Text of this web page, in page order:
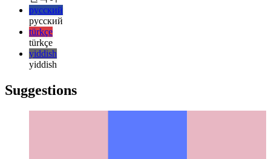
日本語
한국어
한국어
русский
русский
türkçe
yiddish
yiddish